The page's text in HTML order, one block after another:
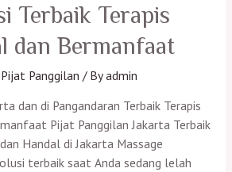
Terbaik Terapis
dan Bermanfaat
Pijat Panggilan / Byadmin
dan di Pangandaran Terbaik Terapis
Pijat Panggilan Jakarta Terbaik
Handal di Jakarta Massage
terbaik saat Anda sedang lelah